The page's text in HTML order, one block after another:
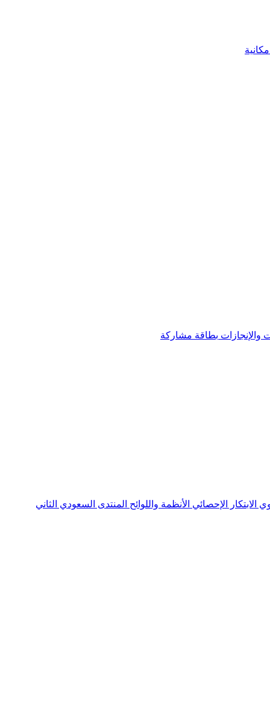
والإنجازات بطاقة مشاركة
الابتكار الإحصائي الأنظمة واللوائح المنتدى السعودي الثاني